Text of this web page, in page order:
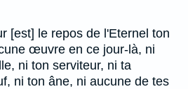
[est] le repos de l'Eternel ton
œuvre en ce jour-là, ni
ni ton serviteur, ni ta
ni ton âne, ni aucune de tes